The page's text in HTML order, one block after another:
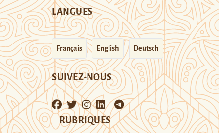
LANGUES
Français English Deutsch
SUIVEZ-NOUS
RUBRIQUES